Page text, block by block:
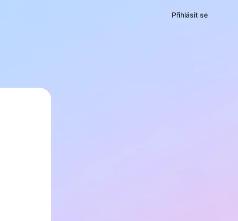
Přihlásit se